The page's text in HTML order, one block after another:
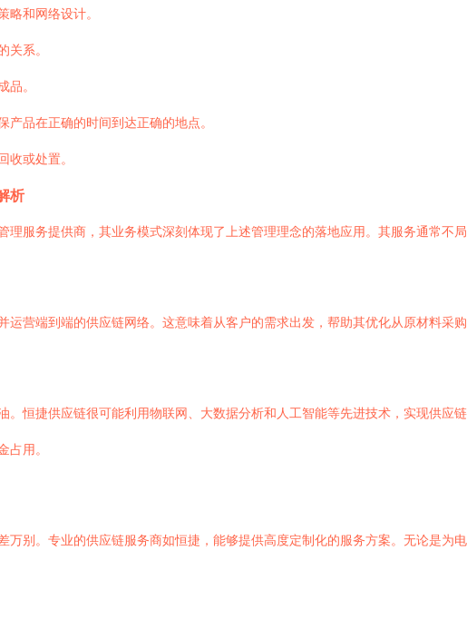
略和网络设计。
关系。
品。
产品在正确的时间到达正确的地点。
收或处置。
析
理服务提供商，其业务模式深刻体现了上述管理理念的落地应用。其服务通常不
运营端到端的供应链网络。这意味着从客户的需求出发，帮助其优化从原材料采
。恒捷供应链很可能利用物联网、大数据分析和人工智能等先进技术，实现供应
占用。
万别。专业的供应链服务商如恒捷，能够提供高度定制化的服务方案。无论是为